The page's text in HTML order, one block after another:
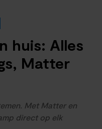
huis: Alles
Matter
Met Matter en
direct op elk